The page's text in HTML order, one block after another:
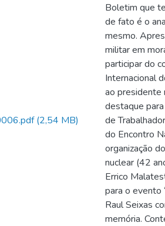
(2,54 MB)
Boletim que
de fato é o
mesmo.
militar em
participar do
Internacional
ao presidente
destaque
de
do Encontro
organização
nuclear (42
Errico
para o evento
Raul Seixas
memória.